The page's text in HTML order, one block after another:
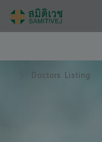
Doctors Listing